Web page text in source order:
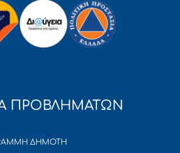
ΠΡΟΒΛΗΜΑΤΩΝ
ΔΗΜΟΤΗ